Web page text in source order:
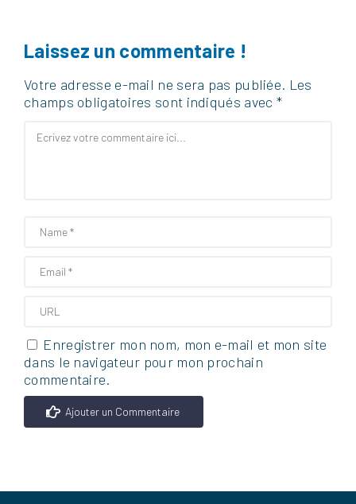
Laissez un commentaire !
Votre adresse e-mail ne sera pas publiée. Les
champs obligatoires sont indiqués avec *
Enregistrer mon nom, mon e-mail et mon site
dans le navigateur pour mon prochain
commentaire.